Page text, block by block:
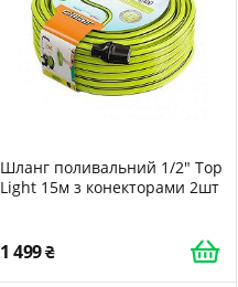
Шланг поливальний 1/2" Top
Light 15м з конекторами 2шт
1 499